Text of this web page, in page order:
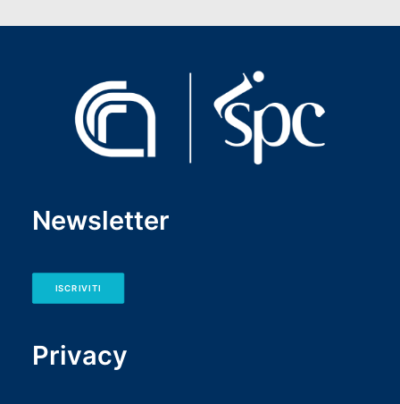
Newsletter
ISCRIVITI
Privacy